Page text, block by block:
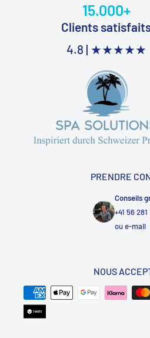
15.000+
Clients
4.8 | ★★★★★
PRENDRE
Conseils
+41 56 281
oue-mail
NOUS